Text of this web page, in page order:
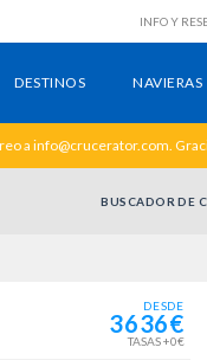
INFO Y
DESTINOS NAVIERAS
a info@crucerator.com.
BUSCADOR DE
DESDE
3636€
TASAS +0€